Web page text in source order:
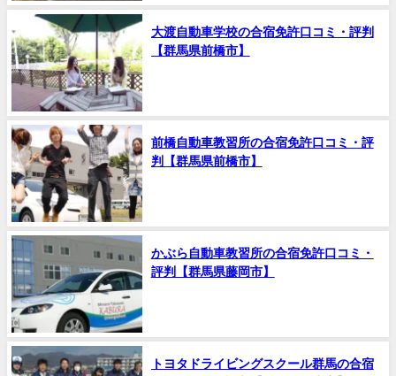
大渡自動車学校の合宿免許口コミ・評判
【群馬県前橋市】
前橋自動車教習所の合宿免許口コミ・評
判【群馬県前橋市】
かぶら自動車教習所の合宿免許口コミ・
評判【群馬県藤岡市】
トヨタドライビングスクール群馬の合宿